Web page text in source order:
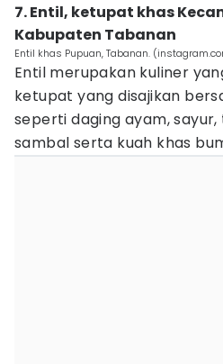
7. Entil, ketupat khas
Kabupaten Tabanan
Entil khas Pupuan, Tabanan.
Entil merupakan kuliner
ketupat yang disajikan
seperti daging ayam,
sambal serta kuah khas